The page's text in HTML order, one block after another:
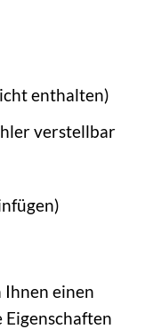
enthalten)
verstellbar
Ihnen einen